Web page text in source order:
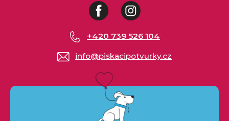
FacebookInstagram
info@piskacipotvurky.cz
+420 739 526 104